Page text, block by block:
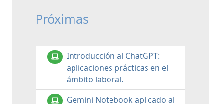
Próximas
Introducción al ChatGPT:
aplicaciones prácticas en el
ámbito laboral.
Gemini Notebook aplicado al